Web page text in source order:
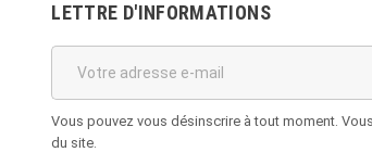
LETTRE D'INFORMATIONS
Vous pouvez vous désinscrire à tout moment.
du site.